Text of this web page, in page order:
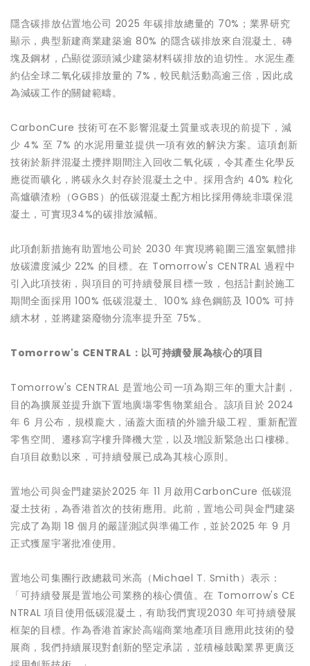
隱含碳排放佔置地公司 2025 年碳排放總量的 70%；業界研究
顯示，典型新建商業建築逾 80% 的隱含碳排放來自混凝土、磚
塊及鋼材，凸顯從源頭減少建築材料碳排放的迫切性。水泥生產
約佔全球二氧化碳排放量的 7%，較民航活動高逾三倍，因此成
為減碳工作的關鍵範疇。
CarbonCure 技術可在不影響混凝土質量或表現的前提下，減
少 4% 至 7% 的水泥用量並提供一項有效的解決方案。這項創新
技術於新拌混凝土攪拌期間注入回收二氧化碳，令其產生化學反
應從而礦化，將碳永久封存於混凝土之中。採用含約 40% 粒化
高爐礦渣粉（GGBS）的低碳混凝土配方相比採用傳統非環保混
凝土，可實現34%的碳排放減幅。
此項創新措施有助置地公司於 2030 年實現將範圍三溫室氣體排
放碳濃度減少 22% 的目標。在 Tomorrow's CENTRAL 過程中
引入此項技術，與項目的可持續發展目標一致，包括計劃於施工
期間全面採用 100% 低碳混凝土、100% 綠色鋼筋及 100% 可持
續木材，並將建築廢物分流率提升至 75%。
Tomorrow's CENTRAL ：以可持續發展為核心的項目
Tomorrow's CENTRAL 是置地公司一項為期三年的重大計劃，
目的為擴展並提升旗下置地廣塲零售物業組合。該項目於 2024
年 6 月公布，規模龐大，涵蓋大面積的外牆升級工程、重新配置
零售空間、遷移寫字樓升降機大堂，以及增設新緊急出口樓梯。
自項目啟動以來，可持續發展已成為其核心原則。
置地公司與金門建築於2025 年 11 月啟用CarbonCure 低碳混
凝土技術，為香港首次的技術應用。此前，置地公司與金門建築
完成了為期 18 個月的嚴謹測試與準備工作，並於2025 年 9 月
正式獲屋宇署批准使用。
置地公司集團行政總裁司米高（Michael T. Smith）表示：
「可持續發展是置地公司業務的核心價值。在 Tomorrow's CE
NTRAL 項目使用低碳混凝土，有助我們實現2030 年可持續發展
框架的目標。作為香港首家於高端商業地產項目應用此技術的發
展商，我們持續展現對創新的堅定承諾，並積極鼓勵業界更廣泛